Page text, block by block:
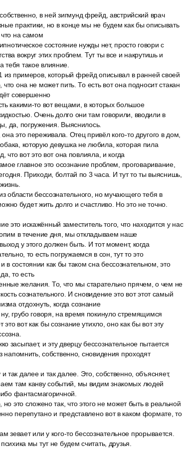
в ней зигмунд фрейд, австрийский врач
практики, но в конце мы не будем как бы описывать
на самом
состояние нужды нет, просто говори с
вокруг этих проблем. Тут ты все и накрутишь и
тебя такое влияние.
примеров, который фрейд описывал в ранней своей
она не может пить. То есть вот она подносит стакан
совершенно
какими-то вот вещами, в которых большое
Очень долго они там говорили, вводили в
да, погружения. Выяснилось.
это переживала. Отец привёл кого-то другого в дом,
которую девушка не любила, которая пила
вот это вот она повлияла, и когда
главное это осознание проблем, проговаривание,
Приходи, болтай по 3 часа. И тут то ты выяснишь,
области бессознательного, но мучающего тебя в
будет жить долго и счастливо. Но это не точно.
это искажённый заместитель того, что находится у нас
в течение дня, мы откладываем наше
у этого должен быть. И тот момент, когда
то есть погружаемся в сон, тут то это
состоянии как бы таком сна бессознательном, это
то есть
желания. То, что мы старательно прячем, о чем не
сознательного. И сновидение это вот этот самый
отдохнуть, когда сознание
грубо говоря, на время покинуло стремящимся
вот как бы сознание утихло, оно как бы вот эту
засыпает, и эту дверцу бессознательное пытается
напомнить, собственно, сновидения проходят
далее и так далее. Это, собственно, объясняет,
там канву событий, мы видим знакомых людей
фантасмагоричной.
это сложено так, что этого не может быть в реальной
перепутано и представлено вот в каком формате, то
зевает или у кого-то бессознательное прорывается.
мы тут не будем считать, друзья.